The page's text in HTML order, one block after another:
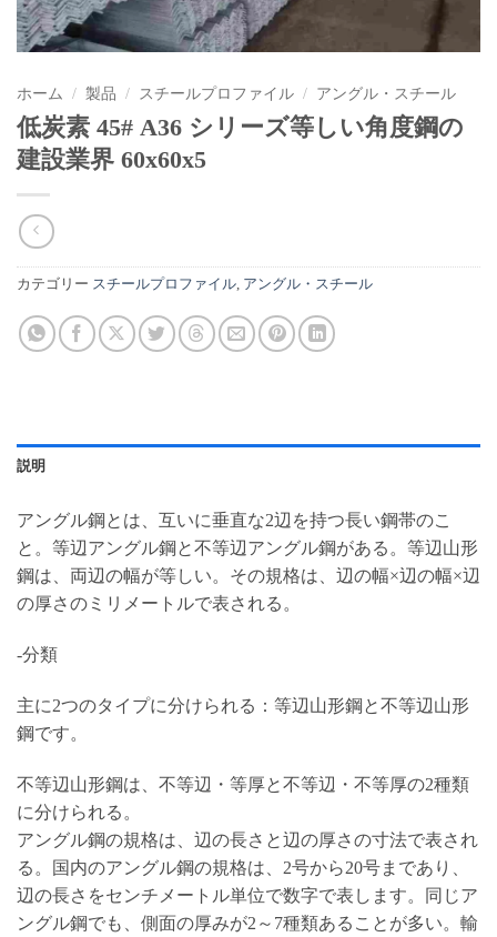
ホーム / 製品 / スチールプロファイル / アングル・スチール
低炭素 45# A36 シリーズ等しい角度鋼の
建設業界 60x60x5
カテゴリー スチールプロファイル, アングル・スチール
説明
アングル鋼とは、互いに垂直な2辺を持つ長い鋼帯のこ
と。等辺アングル鋼と不等辺アングル鋼がある。等辺山形
鋼は、両辺の幅が等しい。その規格は、辺の幅×辺の幅×辺
の厚さのミリメートルで表される。
-分類
主に2つのタイプに分けられる：等辺山形鋼と不等辺山形
鋼です。
不等辺山形鋼は、不等辺・等厚と不等辺・不等厚の2種類
に分けられる。
アングル鋼の規格は、辺の長さと辺の厚さの寸法で表され
る。国内のアングル鋼の規格は、2号から20号まであり、
辺の長さをセンチメートル単位で数字で表します。同じア
ングル鋼でも、側面の厚みが2～7種類あることが多い。輸